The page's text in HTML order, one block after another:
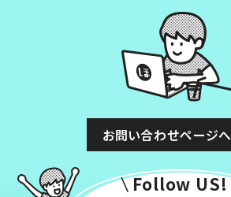
お問い合わせページへ
Follow US!